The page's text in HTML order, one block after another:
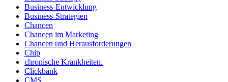
Business-Entwicklung
Business-Strategien
Chancen
Chancen im Marketing
Chancen und Herausforderungen
Chip
chronische Krankheiten.
Clickbank